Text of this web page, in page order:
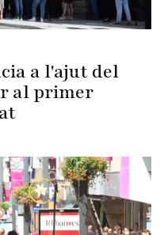
a l'ajut del
al primer